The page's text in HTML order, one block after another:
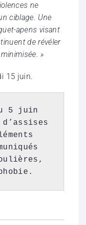
ne
ciblage. Une
apens visant
de révéler
»
15 juin.
5 juin